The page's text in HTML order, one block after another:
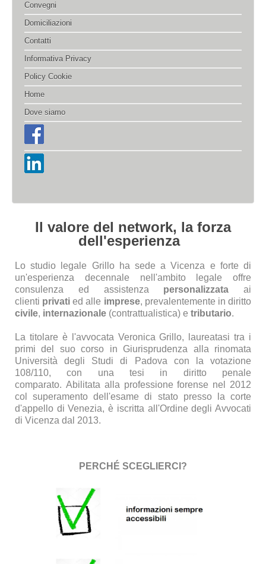
Convegni
Domiciliazioni
Contatti
Informativa Privacy
Policy Cookie
Home
Dove siamo
Il valore del network, la forza
dell'esperienza
Lo studio legale Grillo ha sede a Vicenza e forte di
un'esperienza decennale nell'ambito legale offre
consulenza ed assistenza personalizzata ai
clienti privati ed alle imprese, prevalentemente in diritto
civile, internazionale (contrattualistica) e tributario.
La titolare è l'avvocata Veronica Grillo, laureatasi tra i
primi del suo corso in Giurisprudenza alla rinomata
Università degli Studi di Padova con la votazione
108/110, con una tesi in diritto penale
comparato. Abilitata alla professione forense nel 2012
col superamento dell'esame di stato presso la corte
d'appello di Venezia, è iscritta all'Ordine degli Avvocati
di Vicenza dal 2013.
PERCHÉ SCEGLIERCI?